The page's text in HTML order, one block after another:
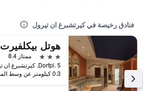
فنادق رخيصة في كيرتشبرغ ان تيرول
هوتل بيكلفيرت
3 نجوم
ممتاز 8.4
0.3 كيلومتر عن وسط المدينة